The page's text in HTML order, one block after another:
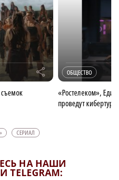
r ОБЩЕСТВО
«Ростелеком»,
проведут
СЕРИАЛ
НА НАШИ